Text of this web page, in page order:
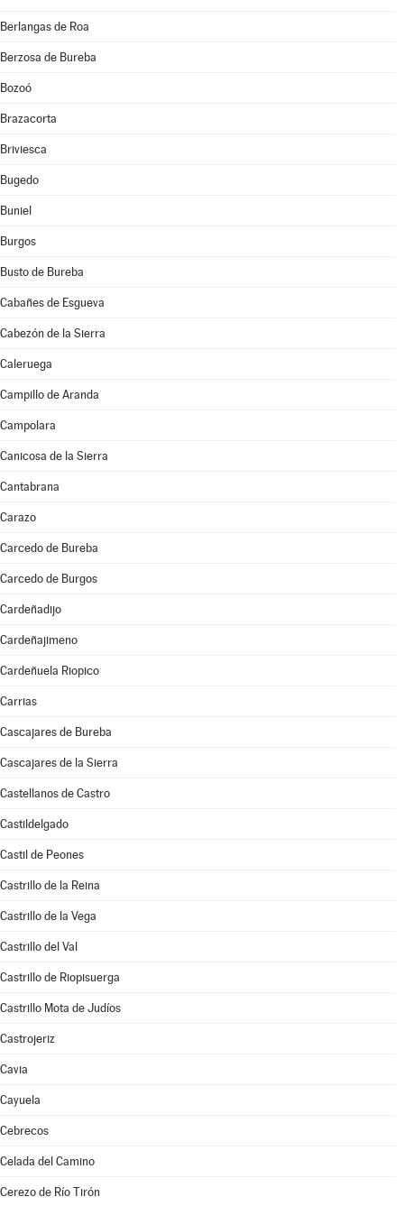
Berlangas de Roa
Berzosa de Bureba
Bozoó
Brazacorta
Briviesca
Bugedo
Buniel
Burgos
Busto de Bureba
Cabañes de Esgueva
Cabezón de la Sierra
Caleruega
Campillo de Aranda
Campolara
Canicosa de la Sierra
Cantabrana
Carazo
Carcedo de Bureba
Carcedo de Burgos
Cardeñadijo
Cardeñajimeno
Cardeñuela Riopico
Carrias
Cascajares de Bureba
Cascajares de la Sierra
Castellanos de Castro
Castildelgado
Castil de Peones
Castrillo de la Reina
Castrillo de la Vega
Castrillo del Val
Castrillo de Riopisuerga
Castrillo Mota de Judíos
Castrojeriz
Cavia
Cayuela
Cebrecos
Celada del Camino
Cerezo de Río Tirón